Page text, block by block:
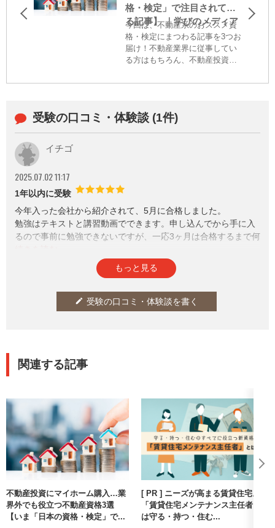
格・検定」で注目されてい
る記事】 ｜学びのメディア
今回は、不動産系のおススメ資
格・検定にまつわる記事を3つお
届け！不動産業界に従事してい
る方はもちろん、不動産投資や
にもおススメです。ぜひチャレ
受験の口コミ・体験談 (1件)
イチゴ
2025.07.02 11:17
1年以内に受験
今年入った会社から紹介されて、5月に合格しました。
勉強はテキストと講習動画でできます。申し込んでから手に入
るので事前に勉強できないですが、一応3ヶ月は合格するまで何
多分普通に勉強できる人は大丈夫です（私は一発合格でし
動画が結構長いですが、問題集とかも無いので動画見ながら勉
もっと見る
edit 受験の口コミ・体験談を書く
関連する記事
不動産投資にマイホーム購入…業
界外でも役立つ不動産資格3選
【いま「日本の資格・検定」で...
[ PR ] ニーズが高まる賃貸住宅。
「賃貸住宅メンテナンス主任者」
は守る・持つ・住む...